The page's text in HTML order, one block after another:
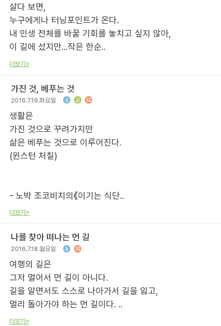
살다 보면,
누구에게나 터닝포인트가 온다.
내 인생 전체를 바꿀 기회를 놓치고 싶지 않아,
이 길에 섰지만...작은 한순..
더보기>
가진 것, 베푸는 것
2016.7.19.화요일
생활은
가진 것으로 꾸려가지만
삶은 베푸는 것으로 이루어진다.
(윈스턴 처칠)
- 노박 조코비치의《이기는 식단..
더보기>
나를 찾아 떠나는 먼 길
2016.7.18.월요일
여행의 길은
그저 멀어서 먼 길이 아니다.
길을 알면서도 스스로 나아가서 길을 잃고,
멀리 돌아가야 하는 먼 길이다. ..
더보기>